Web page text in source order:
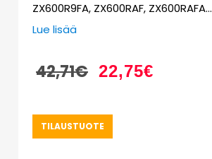
ZX600R9FA, ZX600RAF, ZX600RAFA…
Lue lisää
42,71€ 22,75€
TILAUSTUOTE